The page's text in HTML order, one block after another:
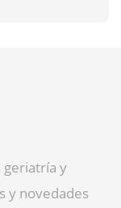
geriatría y
y novedades